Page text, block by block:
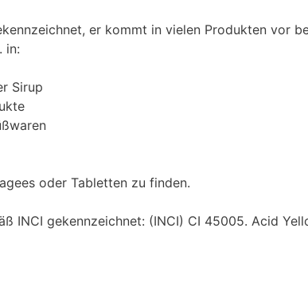
er kommt in vielen Produkten vor
in:
Sirup
oder Tabletten zu finden.
INCI gekennzeichnet: (INCI) CI 45005. Acid